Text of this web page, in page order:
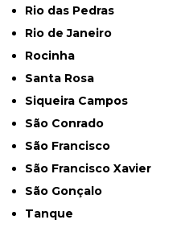
Rio das Pedras
Rio de Janeiro
Rocinha
Santa Rosa
Siqueira Campos
São Conrado
São Francisco
São Francisco Xavier
São Gonçalo
Tanque